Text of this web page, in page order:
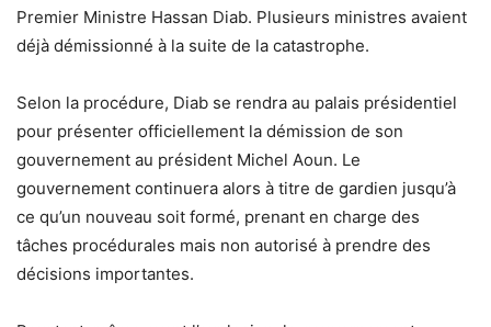
Premier Ministre Hassan Diab. Plusieurs ministres avaient
déjà démissionné à la suite de la catastrophe.
Selon la procédure, Diab se rendra au palais présidentiel
pour présenter officiellement la démission de son
gouvernement au président Michel Aoun. Le
gouvernement continuera alors à titre de gardien jusqu’à
ce qu’un nouveau soit formé, prenant en charge des
tâches procédurales mais non autorisé à prendre des
décisions importantes.